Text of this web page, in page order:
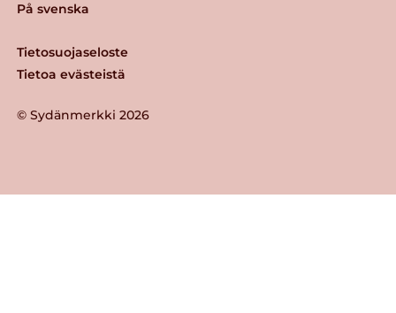
© Sydänmerkki 2026
Tietosuojaseloste
Tietoa evästeistä
På svenska